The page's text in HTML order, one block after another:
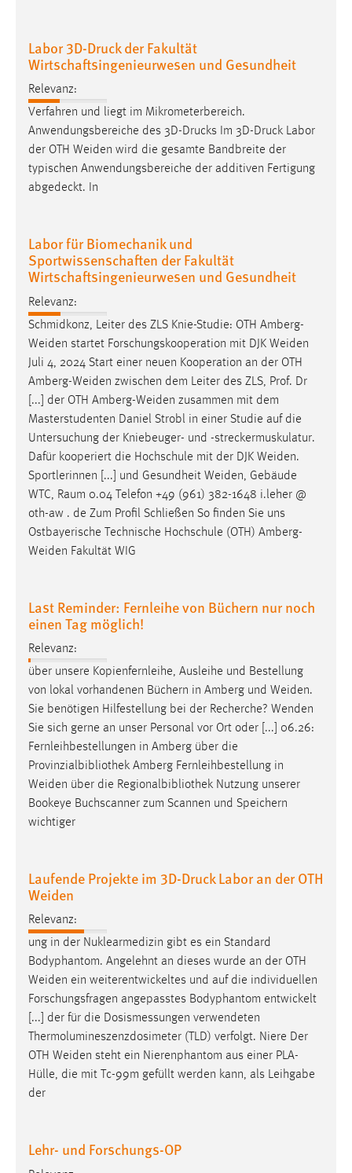
Labor 3D-Druck der Fakultät
Wirtschaftsingenieurwesen und Gesundheit
Relevanz:
Verfahren und liegt im Mikrometerbereich.
Anwendungsbereiche des 3D-Drucks Im 3D-Druck Labor
der OTH Weiden wird die gesamte Bandbreite der
typischen Anwendungsbereiche der additiven Fertigung
abgedeckt. In
Labor für Biomechanik und
Sportwissenschaften der Fakultät
Wirtschaftsingenieurwesen und Gesundheit
Relevanz:
Schmidkonz, Leiter des ZLS Knie-Studie: OTH Amberg-
Weiden startet Forschungskooperation mit DJK Weiden
Juli 4, 2024 Start einer neuen Kooperation an der OTH
Amberg-Weiden zwischen dem Leiter des ZLS, Prof. Dr
[...] der OTH Amberg-Weiden zusammen mit dem
Masterstudenten Daniel Strobl in einer Studie auf die
Untersuchung der Kniebeuger- und -streckermuskulatur.
Dafür kooperiert die Hochschule mit der DJK Weiden.
Sportlerinnen [...] und Gesundheit Weiden, Gebäude
WTC, Raum 0.04 Telefon +49 (961) 382-1648 i.leher @
oth-aw . de Zum Profil Schließen So finden Sie uns
Ostbayerische Technische Hochschule (OTH) Amberg-
Weiden Fakultät WIG
Last Reminder: Fernleihe von Büchern nur noch
einen Tag möglich!
Relevanz:
über unsere Kopienfernleihe, Ausleihe und Bestellung
von lokal vorhandenen Büchern in Amberg und Weiden.
Sie benötigen Hilfestellung bei der Recherche? Wenden
Sie sich gerne an unser Personal vor Ort oder [...] 06.26:
Fernleihbestellungen in Amberg über die
Provinzialbibliothek Amberg Fernleihbestellung in
Weiden über die Regionalbibliothek Nutzung unserer
Bookeye Buchscanner zum Scannen und Speichern
wichtiger
Laufende Projekte im 3D-Druck Labor an der OTH
Weiden
Relevanz:
ung in der Nuklearmedizin gibt es ein Standard
Bodyphantom. Angelehnt an dieses wurde an der OTH
Weiden ein weiterentwickeltes und auf die individuellen
Forschungsfragen angepasstes Bodyphantom entwickelt
[...] der für die Dosismessungen verwendeten
Thermolumineszenzdosimeter (TLD) verfolgt. Niere Der
OTH Weiden steht ein Nierenphantom aus einer PLA-
Hülle, die mit Tc-99m gefüllt werden kann, als Leihgabe
der
Lehr- und Forschungs-OP
Zweck:
Das Cookie speichert die gewählte Sprache der Website.
Cookie Laufzeit:
Chat
Zweck:
Wird benötigt um die Chatfunktion nutzen zu können.
Cookie Laufzeit:
MibewSessionID, mibew-chat-frame-style-
5e9dbeb1811c0446 = Sitzungslaufzeit, mibew_locale = 3
Jahre, MIBEW_UserID = 1 Jahr
Login
Name:
fe_user, be_user, be_lastLoginProvider
Zweck:
Dieser Cookie ist notwendig um sich an der Website
einloggen zu können.
Cookie Laufzeit:
STATISTIK
Statistik Cookies erfassen Informationen anonym.
Diese Informationen helfen uns zu verstehen, wie
unsere Besucher unsere Website nutzen.
Matomo
Name:
_pk_ref, _pk_cvar, _pk_id, _pk_ses
Zweck:
Zugriffsstatistik
MARKETING
Marketing Cookies werden von Drittanbietern
verwendet, um personalisierte Werbung anzuzeigen.
Sie tun dies, indem sie Besucher über Websites
hinweg verfolgen.
Google Ads
Name:
Google Ireland Limited